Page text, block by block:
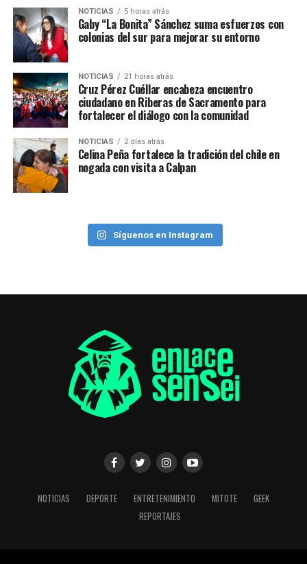
NOTICIAS 5 horas atrás
Gaby “La Bonita” Sánchez suma esfuerzos con
colonias del sur para mejorar su entorno
NOTICIAS 21 horas atrás
Cruz Pérez Cuéllar encabeza encuentro
ciudadano en Riberas de Sacramento para
fortalecer el diálogo con la comunidad
NOTICIAS 2 días atrás
Celina Peña fortalece la tradición del chile en
nogada con visita a Calpan
Síguenos en Instagram
NOTICIAS DEPORTE ENTRETENIMIENTO MITOTE
GEEK
REPORTAJES